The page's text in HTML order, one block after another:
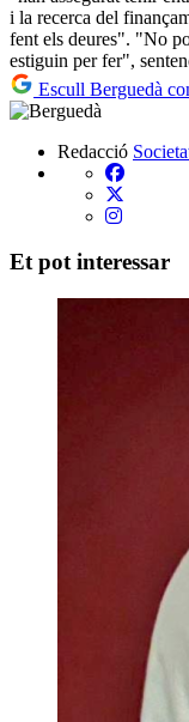
i la recerca del
fent els deures". "No
estiguin per fer",
Escull Berguedà
Redacció
Et pot interessar